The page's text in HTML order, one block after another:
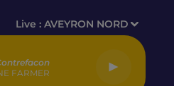
Live :AVEYRON NORD
FARMER